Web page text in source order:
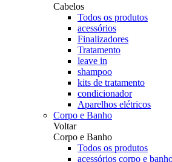
Cabelos
Todos os produtos
acessórios
Finalizadores
Tratamento
leave in
shampoo
kits de tratamento
condicionador
Aparelhos elétricos
Corpo e Banho
Voltar
Corpo e Banho
Todos os produtos
acessórios corpo e